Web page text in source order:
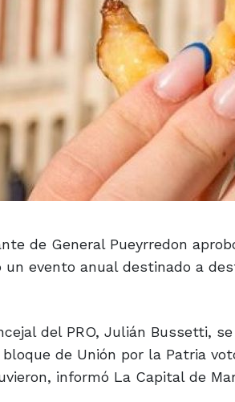
de General Pueyrredon
un evento anual destinado a
del PRO, Julián Bussetti,
bloque de Unión por la Patria
informó La Capital de